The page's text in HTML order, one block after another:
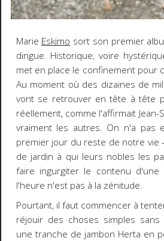
Marie Eskimo sort son premier
dingue. Historique, voire
met en place le confinement pour
Au moment où des dizaines de
vont se retrouver en tête à tête
réellement, comme l'affirmait Jean-
vraiment les autres. On n'a pas
premier jour du reste de notre vie
de jardin à qui leurs nobles les
faire ingurgiter le contenu d'une
l'heure n'est pas à la zénitude.
Pourtant, il faut commencer à
réjouir des choses simples
une tranche de jambon Herta en